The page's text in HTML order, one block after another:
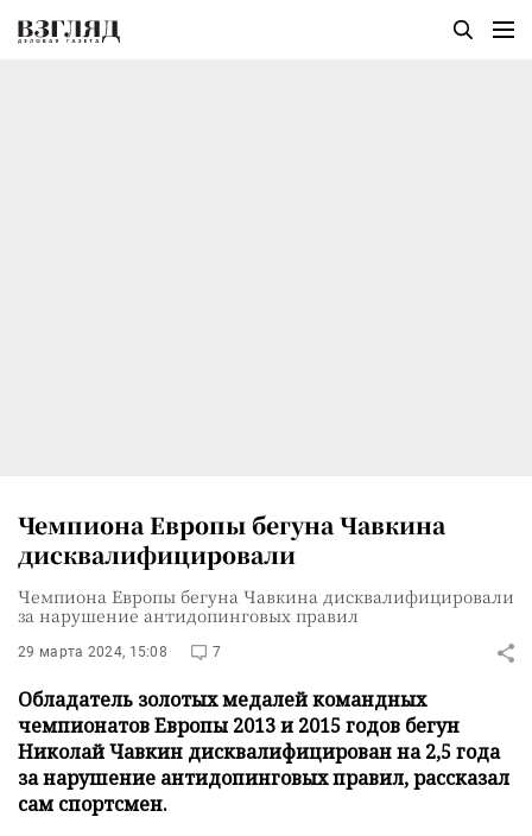
Чемпиона Европы бегуна Чавкина
дисквалифицировали
Чемпиона Европы бегуна Чавкина дисквалифицировали
за нарушение антидопинговых правил
29 марта 2024, 15:08 7
Обладатель золотых медалей командных
чемпионатов Европы 2013 и 2015 годов бегун
Николай Чавкин дисквалифицирован на 2,5 года
за нарушение антидопинговых правил, рассказал
сам спортсмен.